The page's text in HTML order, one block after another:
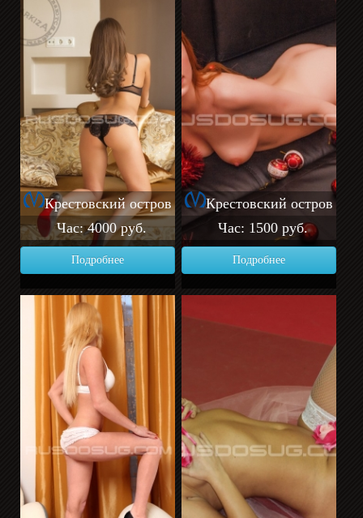
Крестовский остров
Час: 4000 руб.
Подробнее
Крестовский остров
Час: 1500 руб.
Подробнее